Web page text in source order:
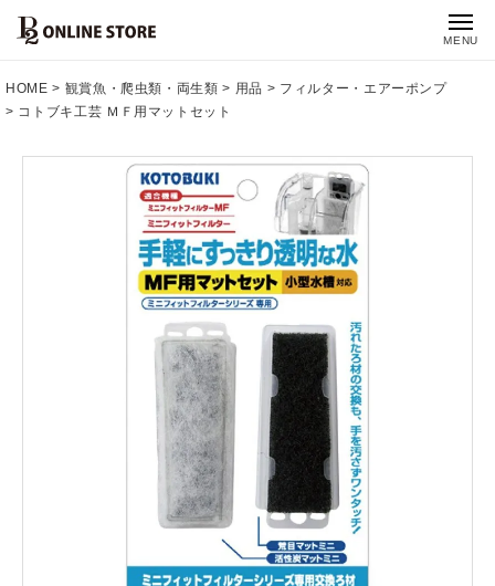
MENU
HOME 観賞魚・爬虫類・両生類 用品
フィルター・エアーポンプ
コトブキ工芸 ＭＦ用マットセット